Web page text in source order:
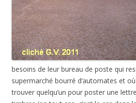
transformés que j’ai fréquentés…), les
massacrés, transformés en consoles,
« démontée » ainsi que plusieurs
aussi les panneaux de mosaïque et les
céramique, qui formaient un tout) pour
(enfin, « démontés », c’est ce que dit la
sont conservés en lieu sûr et ne seront
vendus à des antiquaires). Le permis
(consultable à la mairie) disait : «une